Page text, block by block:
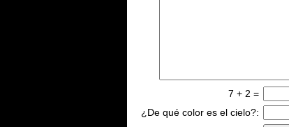
7 + 2 =
¿De qué color es el cielo?: